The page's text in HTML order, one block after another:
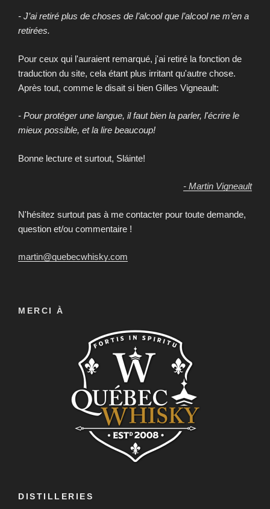
- J’ai retiré plus de choses de l’alcool que l’alcool ne m’en a
retirées.
Pour ceux qui l'auraient remarqué, j'ai retiré la fonction de
traduction du site, cela étant plus irritant qu'autre chose.
Après tout, comme le disait si bien Gilles Vigneault:
- Pour protéger une langue, il faut bien la parler, l'écrire le
mieux possible, et la lire beaucoup!
Bonne lecture et surtout, Sláinte!
- Martin Vigneault
N'hésitez surtout pas à me contacter pour toute demande,
question et/ou commentaire !
martin@quebecwhisky.com
MERCI À
DISTILLERIES